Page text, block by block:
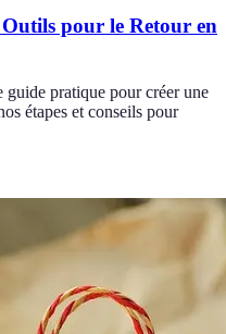
pour le Retour en
guide pratique pour créer une
étapes et conseils pour